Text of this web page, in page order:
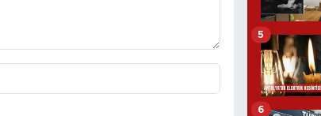
5
6